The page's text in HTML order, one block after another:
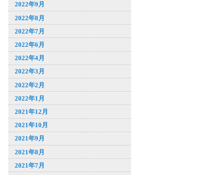
2022年9月
2022年8月
2022年7月
2022年6月
2022年4月
2022年3月
2022年2月
2022年1月
2021年12月
2021年10月
2021年9月
2021年8月
2021年7月